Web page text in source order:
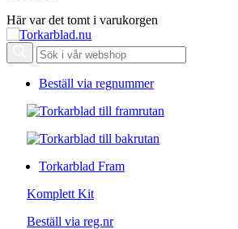
Här var det tomt i varukorgen
Beställ via regnummer
Torkarblad Fram
Komplett Kit
Beställ via reg.nr